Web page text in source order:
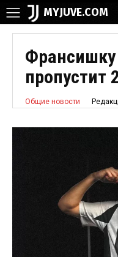
MYJUVE.COM
Франсишку
пропустит
Общие новости